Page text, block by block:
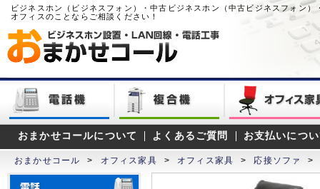
ビジネスホン（ビジネスフォン）・中古ビジネスホン（中古ビジネスフォン
オフィスのことならご相談ください！
おまかせコールについて よくあるご質問 お支払いにつ
おまかせコール > オフィス家具 > オフィス家具 > 応接ソファ >